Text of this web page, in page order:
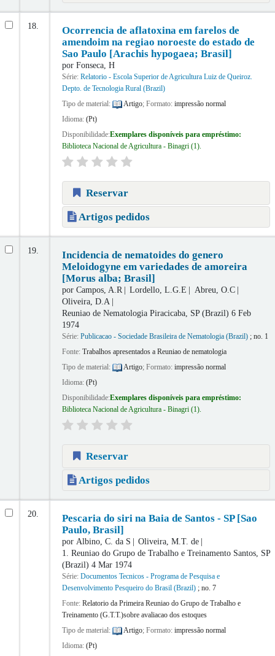
18.
Ocorrencia de aflatoxina em farelos de
amendoim na regiao noroeste do estado de
Sao Paulo [Arachis hypogaea; Brasil]
por Fonseca, H
Série: Relatorio - Escola Superior de Agricultura Luiz de Queiroz.
Depto. de Tecnologia Rural (Brazil)
Tipo de material:
Artigo; Formato: impressão normal
Idioma: (Pt)
Disponibilidade:Exemplares disponíveis para empréstimo:
Biblioteca Nacional de Agricultura - Binagri(1).
Reservar
Artigos pedidos
19.
Incidencia de nematoides do genero
Meloidogyne em variedades de amoreira
[Morus alba; Brasil]
por Campos, A.R Lordello, L.G.E
Abreu, O.C
Oliveira, D.A
Reuniao de NematologiaPiracicaba, SP (Brazil) 6 Feb
1974
Série: Publicacao - Sociedade Brasileira de Nematologia (Brazil); no. 1
Fonte: Trabalhos apresentados a Reuniao de nematologia
Tipo de material:
Artigo; Formato: impressão normal
Idioma: (Pt)
Disponibilidade:Exemplares disponíveis para empréstimo:
Biblioteca Nacional de Agricultura - Binagri(1).
Reservar
Artigos pedidos
20.
Pescaria do siri na Baia de Santos - SP [Sao
Paulo, Brasil]
por Albino, C. da S
Oliveira, M.T. de
1. Reuniao do Grupo de Trabalho e TreinamentoSantos, SP
(Brazil) 4 Mar 1974
Série: Documentos Tecnicos - Programa de Pesquisa e
Desenvolvimento Pesqueiro do Brasil (Brazil); no. 7
Fonte: Relatorio da Primeira Reuniao do Grupo de Trabalho e
Treinamento (G.T.T.)sobre avaliacao dos estoques
Tipo de material:
Artigo; Formato: impressão normal
Idioma: (Pt)